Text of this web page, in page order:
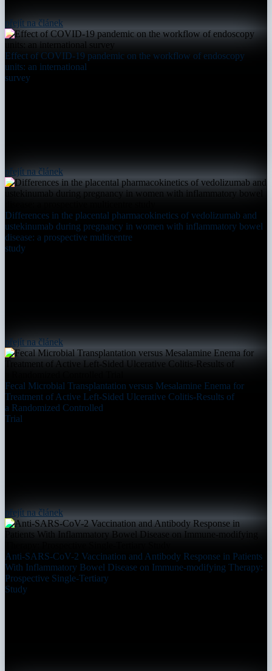
přejít na článek
Effect of COVID-19 pandemic on the workflow of endoscopy
units: an international
survey
přejít na článek
Differences in the placental pharmacokinetics of vedolizumab and
ustekinumab during pregnancy in women with inflammatory bowel
disease: a prospective multicentre
study
přejít na článek
Fecal Microbial Transplantation versus Mesalamine Enema for
Treatment of Active Left-Sided Ulcerative Colitis-Results of
a Randomized Controlled
Trial
přejít na článek
Anti-SARS-CoV-2 Vaccination and Antibody Response in Patients
With Inflammatory Bowel Disease on Immune-modifying Therapy:
Prospective Single-Tertiary
Study